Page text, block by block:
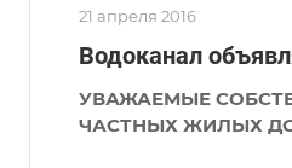
21 апреля 2016
Водоканал
УВАЖАЕМЫЕ
ЧАСТНЫХ ЖИЛЫХ